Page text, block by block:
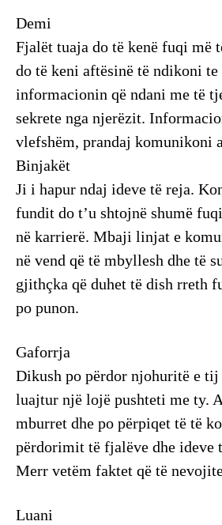
Demi
Fjalët tuaja do të kenë fuqi më
do të keni aftësinë të ndikoni te
informacionin që ndani me të
sekrete nga njerëzit.
vlefshëm, prandaj komunikoni
Binjakët
Ji i hapur ndaj ideve të reja.
fundit do t’u shtojnë shumë
në karrierë. Mbaji linjat e
në vend që të mbyllesh dhe të
gjithçka që duhet të dish rreth
po punon.
Gaforrja
Dikush po përdor njohuritë e tij
luajtur një lojë pushteti me ty.
mburret dhe po përpiqet të të
përdorimit të fjalëve dhe ideve
Merr vetëm faktet që të
Luani